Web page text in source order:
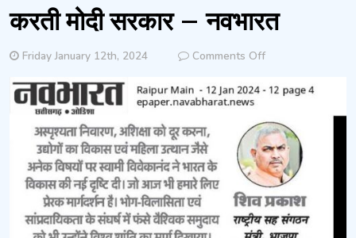
करती मोदी सरकार – नवभारत
Friday January 12th, 2024 Comments Offon
विवेकानन्द
सपनो
को
साकार
करती
मोदी
सरकार
–
नवभारत